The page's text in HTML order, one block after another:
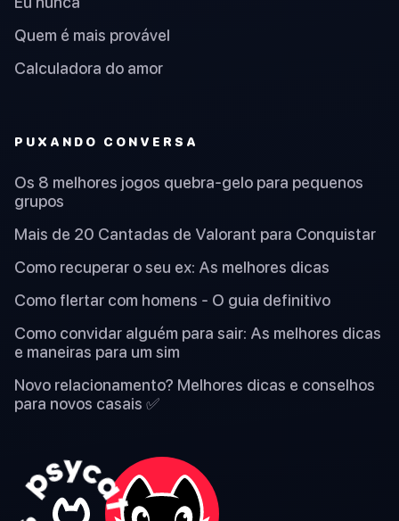
Quem é mais provável
Calculadora do amor
PUXANDO CONVERSA
Os 8 melhores jogos quebra-gelo para pequenos
grupos
Mais de 20 Cantadas de Valorant para Conquistar
Como recuperar o seu ex: As melhores dicas
Como flertar com homens - O guia definitivo
Como convidar alguém para sair: As melhores dicas
e maneiras para um sim
Novo relacionamento? Melhores dicas e conselhos
para novos casais ✅